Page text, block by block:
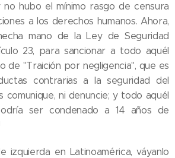
no hubo el mínimo rasgo de censura
a los derechos humanos. Ahora,
mano de la Ley de Seguridad
23, para sancionar a todo aquél
de "Traición por negligencia", que es
contrarias a la seguridad del
comunique, ni denuncie; y todo aquél
ser condenado a 14 años de
izquierda en Latinoamérica, váyanlo